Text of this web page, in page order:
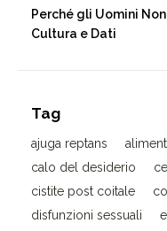
Perché gli Uomini
Cultura e Dati
Tag
ajuga reptans
calo del desiderio
cistite post coitale
disfunzioni sessuali